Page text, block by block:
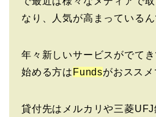
なり、人気が高まっている
年々新しいサービスがでて
始める方は Fundsがおススメ
貸付先はメルカリや三菱